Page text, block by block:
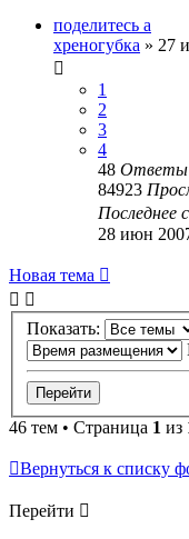
поделитесь а
хреногубка » 27
1
2
3
4
48 Ответы
84923
Последнее
28 июн
Новая тема
Показать:
46 тем • Страница 1 из
Вернуться к списку
Перейти